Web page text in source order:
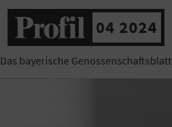
04 2024
Das bayerische Genossenschaftsblatt